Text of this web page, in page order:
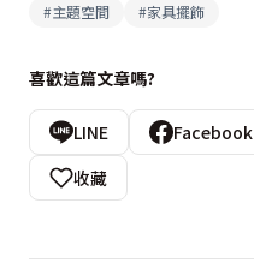
#主題空間 #家具擺飾
喜歡這篇文章嗎?
LINE Facebook
收藏